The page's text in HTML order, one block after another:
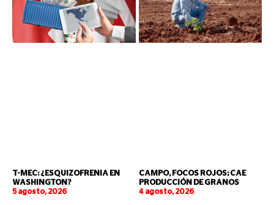
T-MEC: ¿ESQUIZOFRENIA EN
WASHINGTON?
5 agosto, 2026
CAMPO, FOCOS ROJOS; CAE
PRODUCCIÓN DE GRANOS
4 agosto, 2026